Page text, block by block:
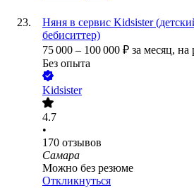
Няня в сервис Kidsister
бебиситтер)
75 000 – 100 000 ₽ за месяц, на
Без опыта
Kidsister
4.7
•
170 отзывов
Самара
Можно без резюме
Откликнуться